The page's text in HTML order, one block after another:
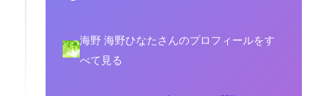
海野 海野ひなたさんのプロフィールをす
べて見る